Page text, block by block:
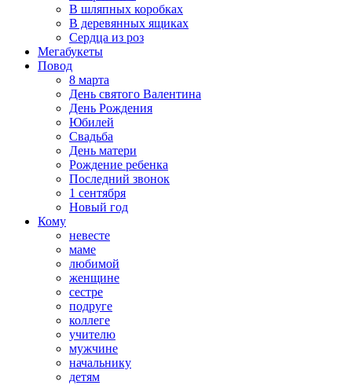
В шляпных коробках
В деревянных ящиках
Сердца из роз
Мегабукеты
Повод
8 марта
День святого Валентина
День Рождения
Юбилей
Свадьба
День матери
Рождение ребенка
Последний звонок
1 сентября
Новый год
Кому
невесте
маме
любимой
женщине
сестре
подруге
коллеге
учителю
мужчине
начальнику
детям